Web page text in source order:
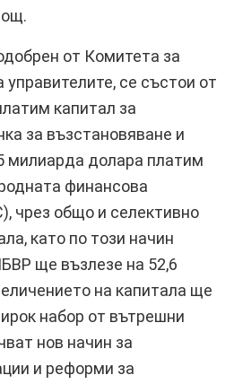
от Комитета за
се състои от
капитал за
за възстановяване и
милиарда долара платим
финансова
чрез общо и селективно
като по този начин
ще възлезе на 52,6
на капитала ще
набор от вътрешни
нов начин за
и реформи за